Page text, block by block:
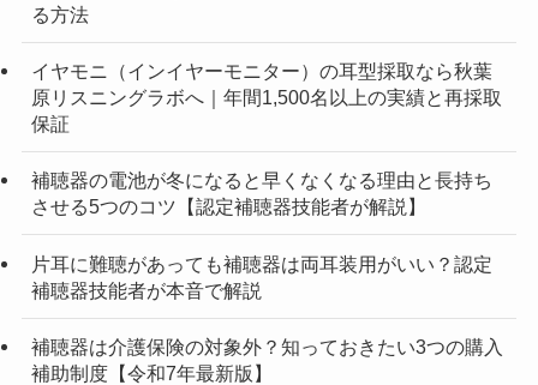
る方法
イヤモニ（インイヤーモニター）の耳型採取なら秋葉
原リスニングラボへ｜年間1,500名以上の実績と再採取
保証
補聴器の電池が冬になると早くなくなる理由と長持ち
させる5つのコツ【認定補聴器技能者が解説】
片耳に難聴があっても補聴器は両耳装用がいい？認定
補聴器技能者が本音で解説
補聴器は介護保険の対象外？知っておきたい3つの購入
補助制度【令和7年最新版】